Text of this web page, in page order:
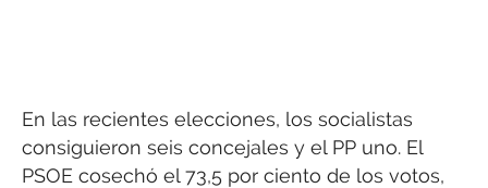
En las recientes elecciones, los socialistas
consiguieron seis concejales y el PP uno. El
PSOE cosechó el 73,5 por ciento de los votos,